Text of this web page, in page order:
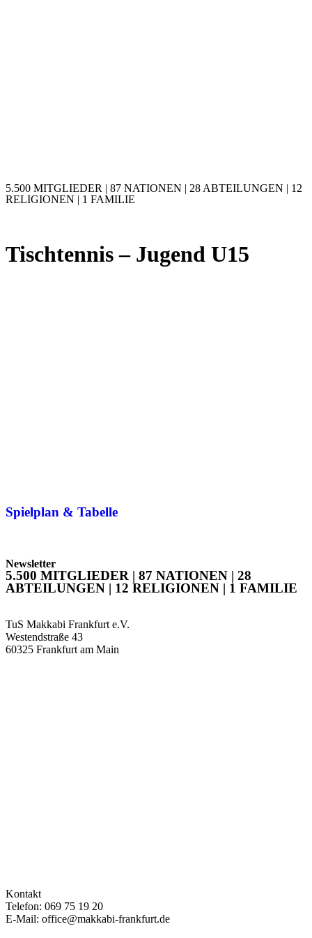
5.500 MITGLIEDER | 87 NATIONEN | 28 ABTEILUNGEN | 12
RELIGIONEN | 1 FAMILIE
Tischtennis – Jugend U15
Spielplan & Tabelle
Newsletter
5.500 MITGLIEDER | 87 NATIONEN | 28
ABTEILUNGEN | 12 RELIGIONEN | 1 FAMILIE
TuS Makkabi Frankfurt e.V.
Westendstraße 43
60325 Frankfurt am Main
Kontakt
Telefon: 069 75 19 20
E-Mail: office@makkabi-frankfurt.de